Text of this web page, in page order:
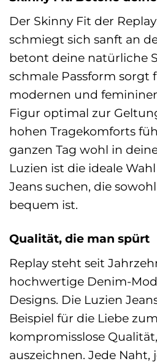
Der Skinny Fit der
schmiegt sich sanft an
betont deine natürliche
schmale Passform sorgt
modernen und
Figur optimal zur
hohen Tragekomforts
ganzen Tag wohl in
Luzien ist die ideale
Jeans suchen, die
bequem ist.
Qualität, die man spürt
Replay steht seit
hochwertige Denim-
Designs. Die Luzien
Beispiel für die Liebe
kompromisslose
auszeichnen. Jede Naht,